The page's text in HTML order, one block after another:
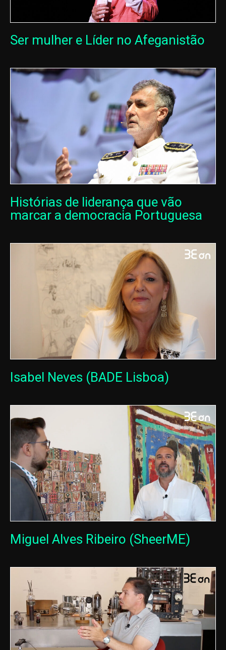
Ser mulher e Líder no Afeganistão
Histórias de liderança que vão
marcar a democracia Portuguesa
Isabel Neves (BADE Lisboa)
Miguel Alves Ribeiro (SheerME)